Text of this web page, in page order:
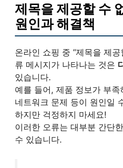
제목을 제공할 수
원인과 해결책
온라인 쇼핑 중 “제목을 제
류 메시지가 나타나는 것은
있습니다.
예를 들어, 제품 정보가 부
네트워크 문제 등이 원인일
하지만 걱정하지 마세요!
이러한 오류는 대부분 간단
수 있습니다.